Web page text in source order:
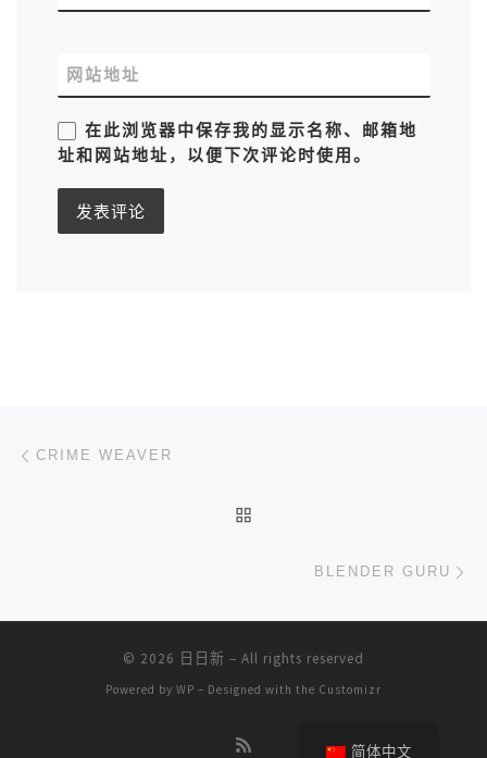
网站地址
在此浏览器中保存我的显示名称、邮箱地
址和网站地址，以便下次评论时使用。
文章导航
CRIME WEAVER
BLENDER GURU
© 2026 日日新 – All rights reserved
Powered by WP – Designed with the Customizr
简体中文